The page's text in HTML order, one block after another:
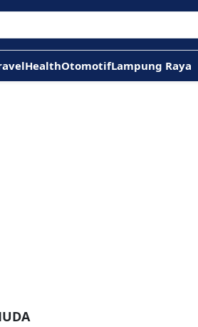
HealthOtomotifLampung Raya